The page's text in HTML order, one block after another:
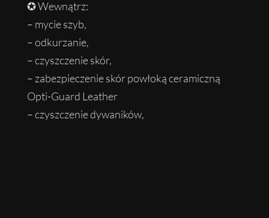
✪ Wewnątrz:
– mycie szyb,
– odkurzanie,
– czyszczenie skór,
– zabezpieczenie skór powłoką ceramiczną
Opti-Guard Leather
– czyszczenie dywaników,